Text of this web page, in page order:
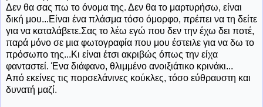
Δεν θα σας πω το όνομα της. Δεν θα το μαρτυρήσω, είναι
δική μου...Είναι ένα πλάσμα τόσο όμορφο, πρέπει να τη δείτε
για να καταλάβετε.Σας το λέω εγώ που δεν την έχω δει ποτέ,
παρά μόνο σε μια φωτογραφία που μου έστειλε για να δω το
πρόσωπο της...Κι είναι έτσι ακριβώς όπως την είχα
φανταστεί. Ένα διάφανο, θλιμμένο ανοιξιάτικο κρινάκι...
Από εκείνες τις πορσελάνινες κούκλες, τόσο εύθραυστη και
δυνατή μαζί.